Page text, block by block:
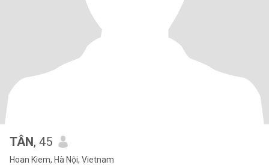
TÂN, 45
Hoan Kiem, Hà Nội, Vietnam